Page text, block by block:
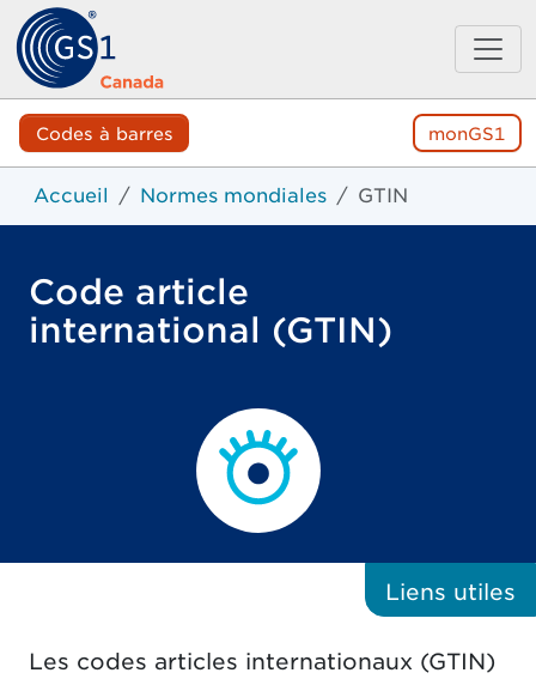
Codes à barres monGS1
Accueil Normes mondiales GTIN
Code article
international (GTIN)
Liens utiles
Les codes articles internationaux (GTIN)